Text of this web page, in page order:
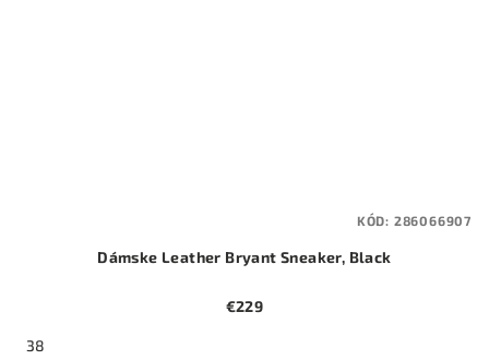
Dámske Leather Bryant Sneaker, Black
€229
38
KÓD: 286066907